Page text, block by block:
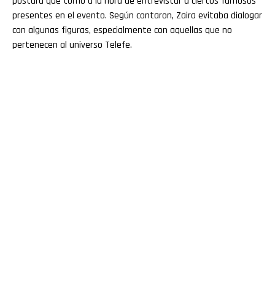
presentes en el evento. Según contaron, Zaira evitaba dialogar
con algunas figuras, especialmente con aquellas que no
pertenecen al universo Telefe.